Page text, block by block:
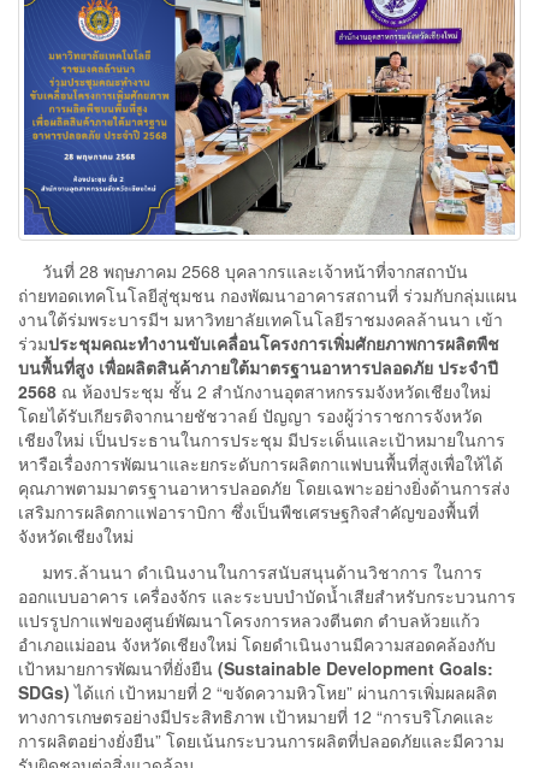
วันที่ 28 พฤษภาคม 2568 บุคลากรและเจ้าหน้าที่จากสถาบัน
ถ่ายทอดเทคโนโลยีสู่ชุมชน กองพัฒนาอาคารสถานที่ ร่วมกับกลุ่มแผน
งานใต้ร่มพระบารมีฯ มหาวิทยาลัยเทคโนโลยีราชมงคลล้านนา เข้า
ร่วมประชุมคณะทำงานขับเคลื่อนโครงการเพิ่มศักยภาพการผลิตพืช
บนพื้นที่สูง เพื่อผลิตสินค้าภายใต้มาตรฐานอาหารปลอดภัย ประจำปี
2568 ณ ห้องประชุม ชั้น 2 สำนักงานอุตสาหกรรมจังหวัดเชียงใหม่
โดยได้รับเกียรติจากนายชัชวาลย์ ปัญญา รองผู้ว่าราชการจังหวัด
เชียงใหม่ เป็นประธานในการประชุม มีประเด็นและเป้าหมายในการ
หารือเรื่องการพัฒนาและยกระดับการผลิตกาแฟบนพื้นที่สูงเพื่อให้ได้
คุณภาพตามมาตรฐานอาหารปลอดภัย โดยเฉพาะอย่างยิ่งด้านการส่ง
เสริมการผลิตกาแฟอาราบิกา ซึ่งเป็นพืชเศรษฐกิจสำคัญของพื้นที่
จังหวัดเชียงใหม่
มทร.ล้านนา ดำเนินงานในการสนับสนุนด้านวิชาการ ในการ
ออกแบบอาคาร เครื่องจักร และระบบบำบัดน้ำเสียสำหรับกระบวนการ
แปรรูปกาแฟของศูนย์พัฒนาโครงการหลวงตีนตก ตำบลห้วยแก้ว
อำเภอแม่ออน จังหวัดเชียงใหม่ โดยดำเนินงานมีความสอดคล้องกับ
เป้าหมายการพัฒนาที่ยั่งยืน (Sustainable Development Goals:
SDGs) ได้แก่ เป้าหมายที่ 2 “ขจัดความหิวโหย” ผ่านการเพิ่มผลผลิต
ทางการเกษตรอย่างมีประสิทธิภาพ เป้าหมายที่ 12 “การบริโภคและ
การผลิตอย่างยั่งยืน” โดยเน้นกระบวนการผลิตที่ปลอดภัยและมีความ